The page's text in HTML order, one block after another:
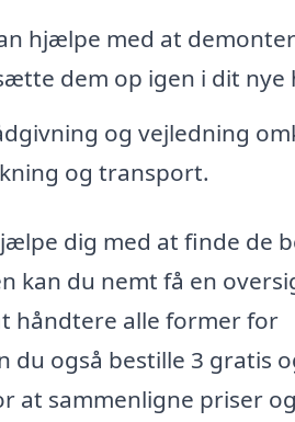
hjælpe med at
dem op igen i dit nye
og vejledning
og transport.
dig med at finde de
kan du nemt få en
håndtere alle former for
du også bestille 3 gratis
at sammenligne priser og